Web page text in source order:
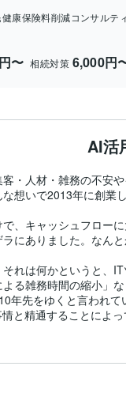
健康保険料削減コンサルテ
〜 相続対策 6,000円
AI活
・人材・雑務の不安
想いで2013年に創業
、キャッシュフロー
にありました。なん
れは何かというと、
る雑務時間の縮小
年先をゆくと言われ
と精通することによ
」「人材確保・育成
トナー確保」「人材